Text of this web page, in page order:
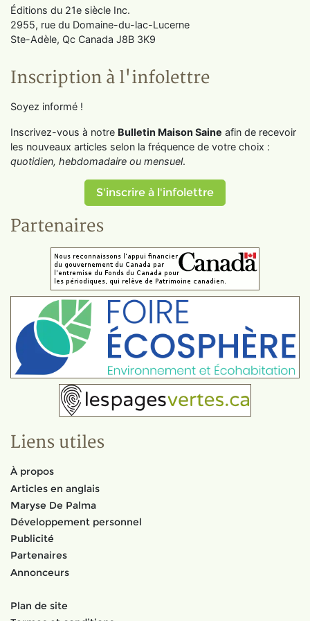
Éditions du 21e siècle Inc.
2955, rue du Domaine-du-lac-Lucerne
Ste-Adèle, Qc Canada J8B 3K9
Inscription à l'infolettre
Soyez informé !
Inscrivez-vous à notre Bulletin Maison Saine afin de recevoir
les nouveaux articles selon la fréquence de votre choix :
quotidien, hebdomadaire ou mensuel.
S'inscrire à l'infolettre
Partenaires
Liens utiles
À propos
Articles en anglais
Maryse De Palma
Développement personnel
Publicité
Partenaires
Annonceurs
Plan de site